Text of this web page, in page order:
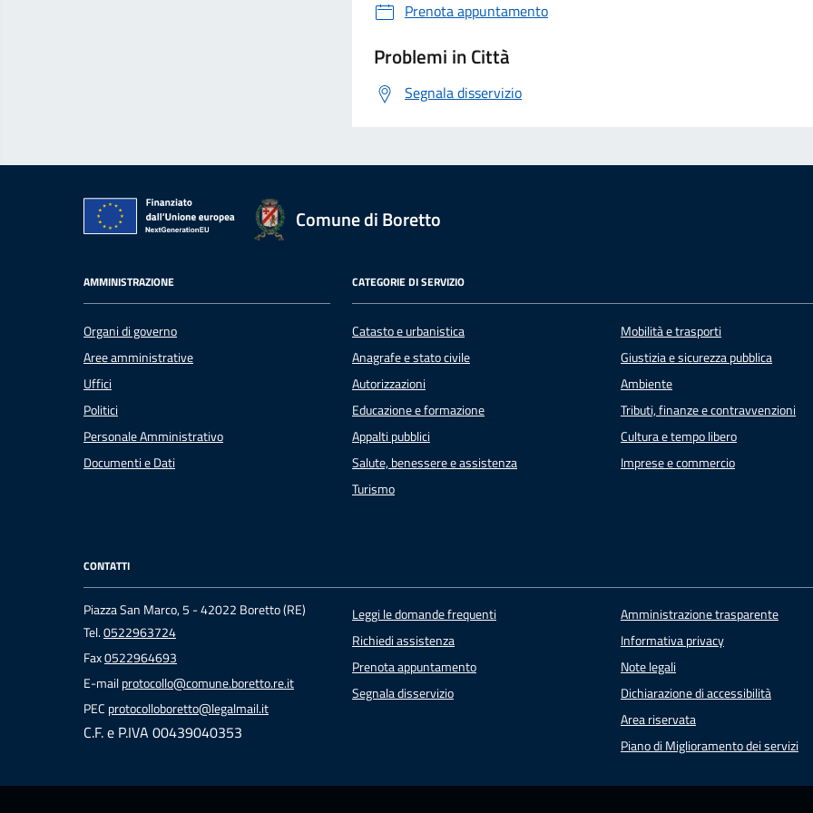
Prenota appuntamento
Problemi in Città
Segnala disservizio
Comune di Boretto
AMMINISTRAZIONE
Organi di governo
Aree amministrative
Uffici
Politici
Personale Amministrativo
Documenti e Dati
CATEGORIE DI SERVIZIO
Catasto e urbanistica
Anagrafe e stato civile
Autorizzazioni
Educazione e formazione
Appalti pubblici
Salute, benessere e assistenza
Turismo
Mobilità e trasporti
Giustizia e sicurezza pubblica
Ambiente
Tributi, finanze e contravvenzioni
Cultura e tempo libero
Imprese e commercio
CONTATTI
Piazza San Marco, 5 - 42022 Boretto (RE)
Tel.0522963724
Fax0522964693
E-mailprotocollo@comune.boretto.re.it
PEC protocolloboretto@legalmail.it
C.F. e P.IVA 00439040353
Leggi le domande frequenti
Richiedi assistenza
Prenota appuntamento
Segnala disservizio
Amministrazione trasparente
Informativa privacy
Note legali
Dichiarazione di accessibilità
Area riservata
Piano di Miglioramento dei servizi